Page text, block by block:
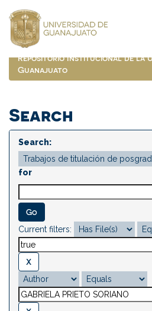
navigation
Repositorio Institucional de la
Guanajuato
Search
Search:
for
Current filters: